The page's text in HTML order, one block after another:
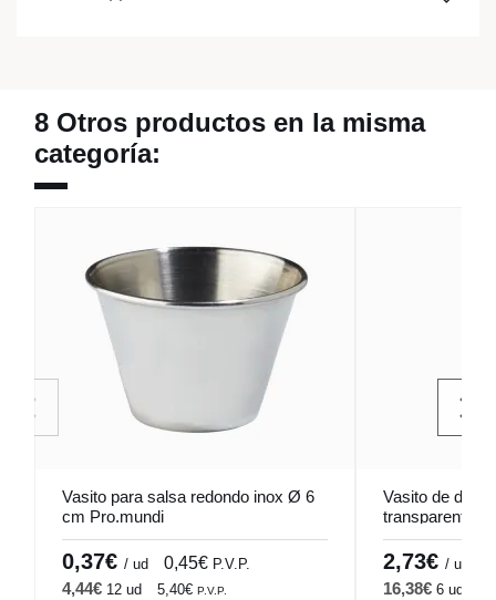
8 Otros productos en la misma
categoría:
Vasito para salsa redondo inox Ø 6
cm Pro.mundi
0,37€ / ud 0,45€ P.V.P.
4,44€ 12 ud 5,40€ P.V.P.
Vasito de
transparente
6,5 cm Lily
2,73€ / ud
16,38€ 6 ud